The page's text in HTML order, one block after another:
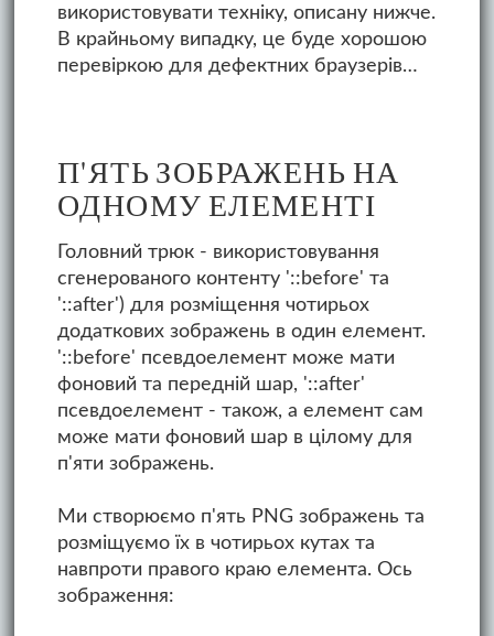
використовувати техніку, описану нижче.
В крайньому випадку, це буде хорошою
перевіркою для дефектних браузерів…
П'ЯТЬ ЗОБРАЖЕНЬ НА
ОДНОМУ ЕЛЕМЕНТІ
Головний трюк - використовування
сгенерованого контенту '::before' та
'::after') для розміщення чотирьох
додаткових зображень в один елемент.
'::before' псевдоелемент може мати
фоновий та передній шар, '::after'
псевдоелемент - також, а елемент сам
може мати фоновий шар в цілому для
п'яти зображень.
Ми створюємо п'ять PNG зображень та
розміщуємо їх в чотирьох кутах та
навпроти правого краю елемента. Ось
зображення: